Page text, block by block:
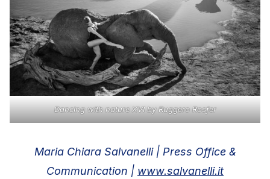
Dancing with nature XVI by Ruggero Rosfer
Maria Chiara Salvanelli | Press Office &
Communication | www.salvanelli.it